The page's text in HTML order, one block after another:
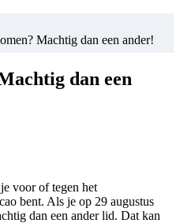
Machtig dan een ander!
dan een
voor of tegen het
bent. Als je op 29 augustus
dan een ander lid. Dat kan